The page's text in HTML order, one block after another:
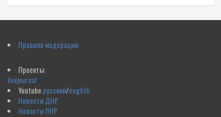
Правила модерации
Проекты:
livejournal
Youtube русский/english
Новости ДНР
Новости ЛНР